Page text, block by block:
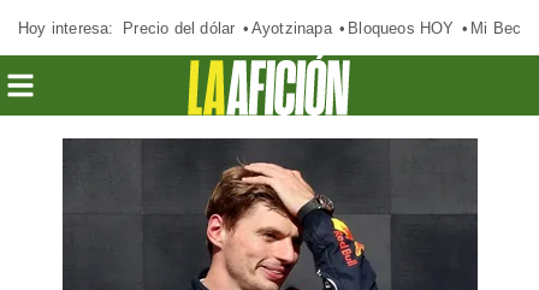
Hoy interesa: Precio del dólar Ayotzinapa Bloqueos HOY Mi Beca